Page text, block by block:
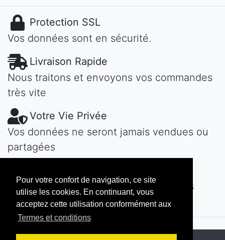
Pour votre confort de navigation, ce site
utilise les cookies. En continuant, vous
acceptez cette utilisation conformément aux
Termes et conditions
Protection SSL
Vos données sont en sécurité.
Livraison Rapide
Nous traitons et envoyons vos commandes
très vite
Votre Vie Privée
Vos données ne seront jamais vendues ou
partagées
Contactez-nous! Nous vous répondons
vite...